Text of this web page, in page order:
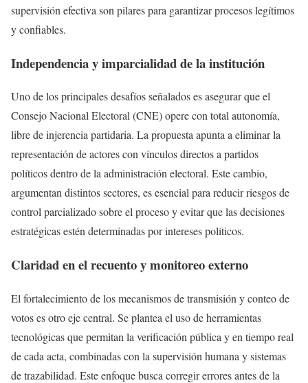
supervisión efectiva son pilares para garantizar procesos legítimos
y confiables.
Independencia y imparcialidad de la institución
Uno de los principales desafíos señalados es asegurar que el
Consejo Nacional Electoral (CNE) opere con total autonomía,
libre de injerencia partidaria. La propuesta apunta a eliminar la
representación de actores con vínculos directos a partidos
políticos dentro de la administración electoral. Este cambio,
argumentan distintos sectores, es esencial para reducir riesgos de
control parcializado sobre el proceso y evitar que las decisiones
estratégicas estén determinadas por intereses políticos.
Claridad en el recuento y monitoreo externo
El fortalecimiento de los mecanismos de transmisión y conteo de
votos es otro eje central. Se plantea el uso de herramientas
tecnológicas que permitan la verificación pública y en tiempo real
de cada acta, combinadas con la supervisión humana y sistemas
de trazabilidad. Este enfoque busca corregir errores antes de la